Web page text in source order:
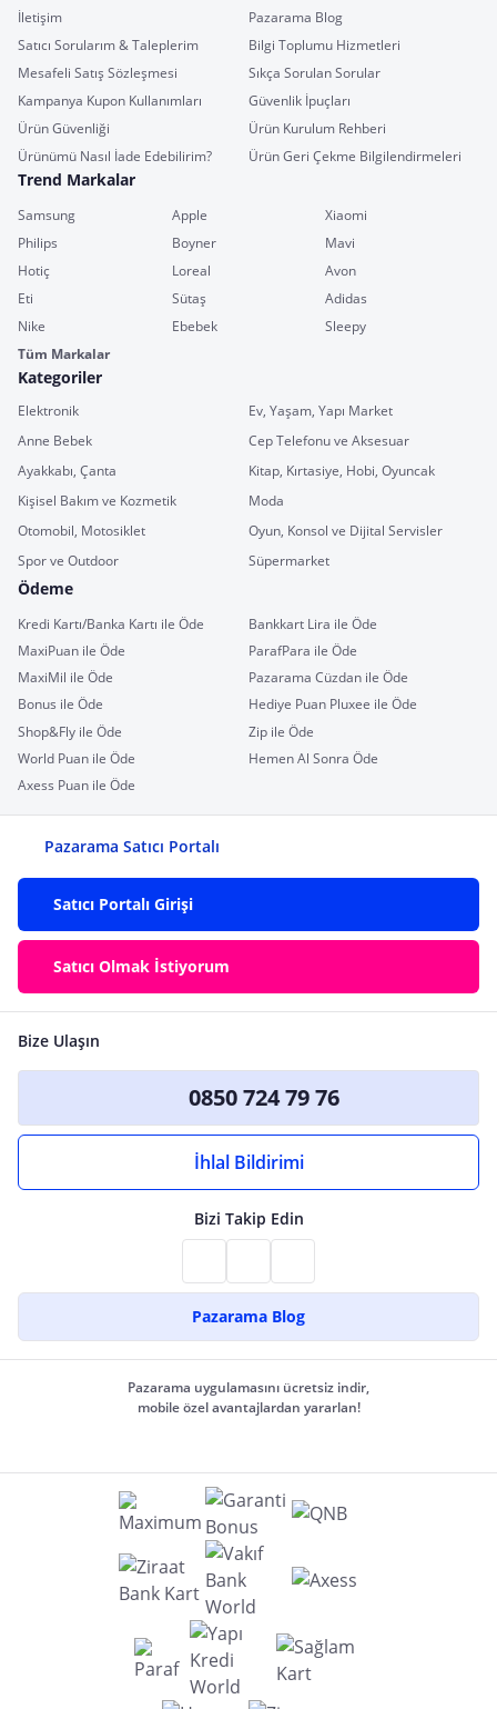
İletişim
Pazarama Blog
Satıcı Sorularım & Taleplerim
Bilgi Toplumu Hizmetleri
Mesafeli Satış Sözleşmesi
Sıkça Sorulan Sorular
Kampanya Kupon Kullanımları
Güvenlik İpuçları
Ürün Güvenliği
Ürün Kurulum Rehberi
Ürünümü Nasıl İade Edebilirim?
Ürün Geri Çekme Bilgilendirmeleri
Trend Markalar
Samsung Apple
Xiaomi
Philips
Boyner
Mavi
Hotiç
Loreal
Avon
Eti
Sütaş
Adidas
Nike
Ebebek
Sleepy
Tüm Markalar
Kategoriler
Elektronik
Ev, Yaşam, Yapı Market
Anne Bebek
Cep Telefonu ve Aksesuar
Ayakkabı, Çanta
Kitap, Kırtasiye, Hobi, Oyuncak
Kişisel Bakım ve Kozmetik
Moda
Otomobil, Motosiklet
Oyun, Konsol ve Dijital Servisler
Spor ve Outdoor
Süpermarket
Ödeme
Kredi Kartı/Banka Kartı ile Öde
Bankkart Lira ile Öde
MaxiPuan ile Öde
ParafPara ile Öde
MaxiMil ile Öde
Pazarama Cüzdan ile Öde
Bonus ile Öde
Hediye Puan Pluxee ile Öde
Shop&Fly ile Öde
Zip ile Öde
World Puan ile Öde
Hemen Al Sonra Öde
Axess Puan ile Öde
Pazarama Satıcı Portalı
Satıcı Portalı Girişi
Satıcı Olmak İstiyorum
Bize Ulaşın
0850 724 79 76
İhlal Bildirimi
Bizi Takip Edin
Pazarama Blog
Pazarama uygulamasını ücretsiz indir,
mobile özel avantajlardan yararlan!